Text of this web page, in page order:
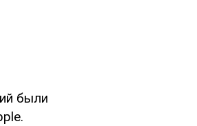
были